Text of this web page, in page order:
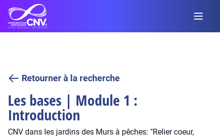
Retourner à la recherche
Les bases | Module 1 :
Introduction
CNV dans les jardins des Murs à pêches: "Relier coeur,